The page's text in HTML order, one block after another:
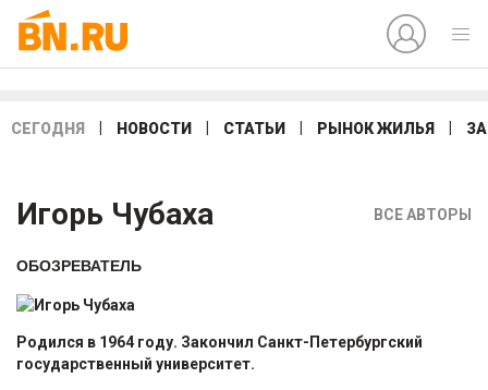
СЕГОДНЯ НОВОСТИ СТАТЬИ РЫНОК ЖИЛЬЯ
Игорь Чубаха ВСЕ АВТОРЫ
ОБОЗРЕВАТЕЛЬ
Родился в 1964 году. Закончил Санкт-Петербургский
государственный университет.